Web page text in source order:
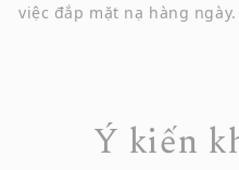
việc đắp mặt nạ hàng ngày.
Ý kiến